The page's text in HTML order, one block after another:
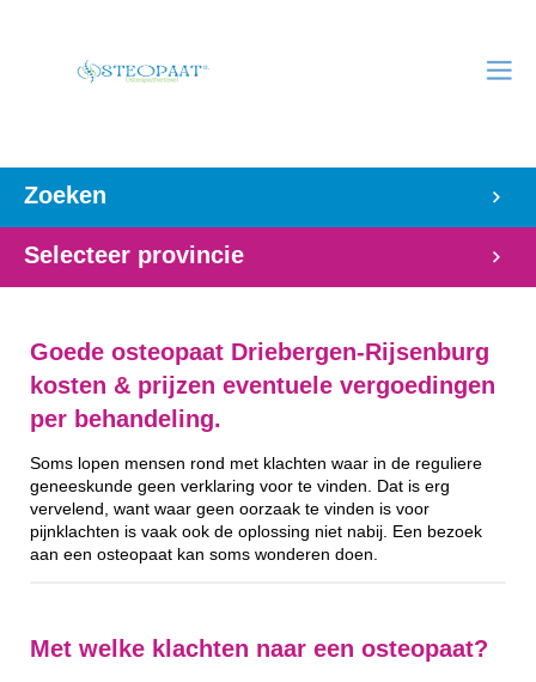
Zoeken
Selecteer provincie
Goede osteopaat Driebergen-Rijsenburg
kosten & prijzen eventuele vergoedingen
per behandeling.
Soms lopen mensen rond met klachten waar in de reguliere
geneeskunde geen verklaring voor te vinden. Dat is erg
vervelend, want waar geen oorzaak te vinden is voor
pijnklachten is vaak ook de oplossing niet nabij. Een bezoek
aan een osteopaat kan soms wonderen doen.
Met welke klachten naar een osteopaat?